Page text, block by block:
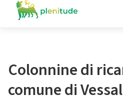
Colonnine di
comune di